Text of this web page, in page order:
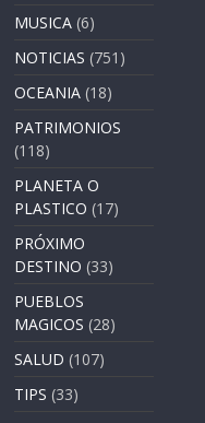
MUSICA (6)
NOTICIAS (751)
OCEANIA (18)
PATRIMONIOS
(118)
PLANETA O
PLASTICO (17)
PRÓXIMO
DESTINO (33)
PUEBLOS
MAGICOS (28)
SALUD (107)
TIPS (33)